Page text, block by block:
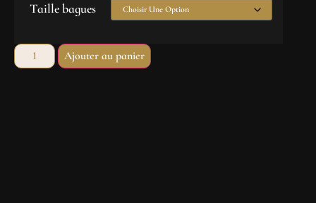
Taille bagues
Ajouter au panier